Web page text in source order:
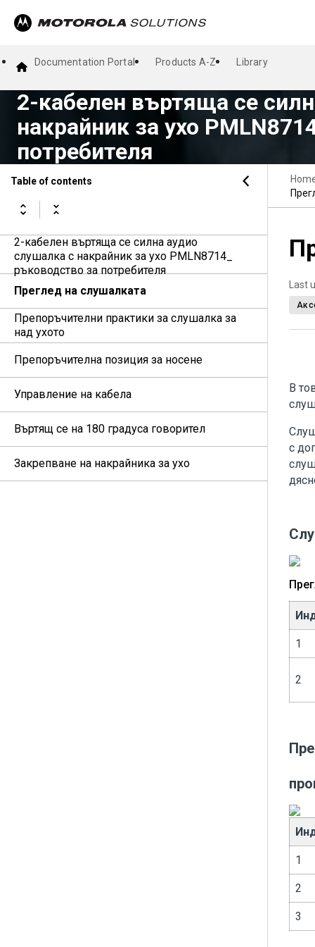
Documentation Portal Products A-Z Library
2-кабелен въртяща се
накрайник за ухо
потребителя
Table of contents
2-кабелен въртяща се силна аудио
слушалка с накрайник за ухо PMLN8714_
ръководство за потребителя
Преглед на слушалката
Препоръчителни практики за слушалка за
над ухото
Препоръчителна позиция за носене
Управление на кабела
Въртящ се на 180 градуса говорител
Закрепване на накрайника за ухо
Last
В
с
1
2
1
2
3